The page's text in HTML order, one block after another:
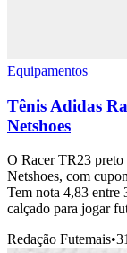
Equipamentos
Tênis Adidas
Netshoes
O Racer TR23 preto
Netshoes, com
Tem nota 4,83 entre
calçado para jogar
Redação Futemais•